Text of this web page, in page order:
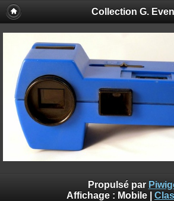
Collection G. Even
Propulsé par
Affichage : Mobile